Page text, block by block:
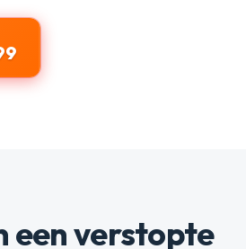
een verstopte